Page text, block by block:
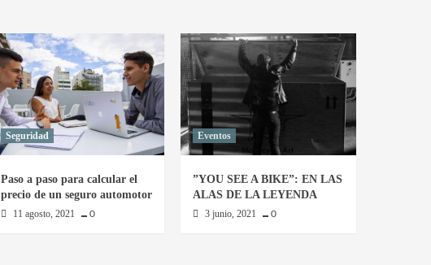
Seguridad
Paso a paso para calcular el
precio de un seguro automotor
11 agosto, 2021 0
Eventos
”YOU SEE A BIKE”: EN LAS
ALAS DE LA LEYENDA
3 junio, 2021 0